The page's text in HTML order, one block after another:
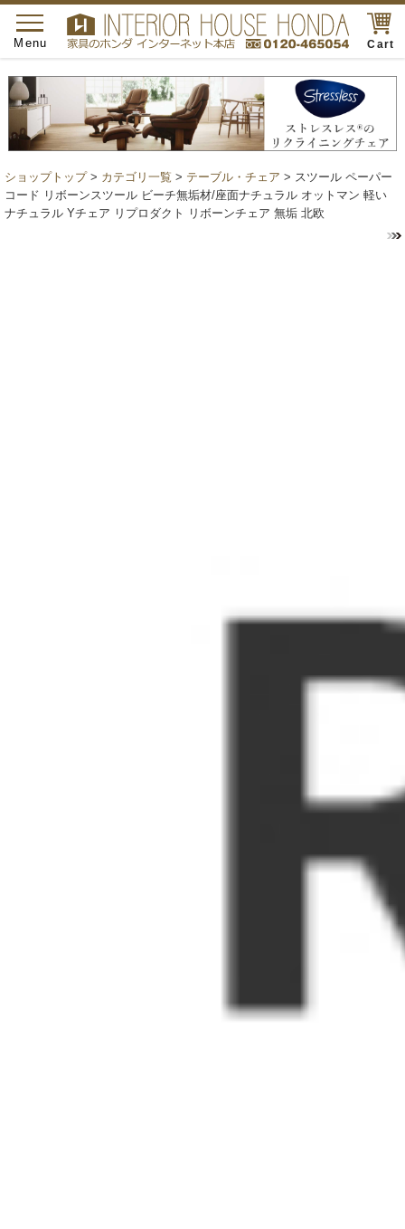
Cart
toggle
navigation
Menu
ショップトップ> カテゴリ一覧 > テーブル・チェア > スツール ペーパー
コード リボーンスツール ビーチ無垢材/座面ナチュラル オットマン 軽い
ナチュラル Yチェア リプロダクト リボーンチェア 無垢 北欧